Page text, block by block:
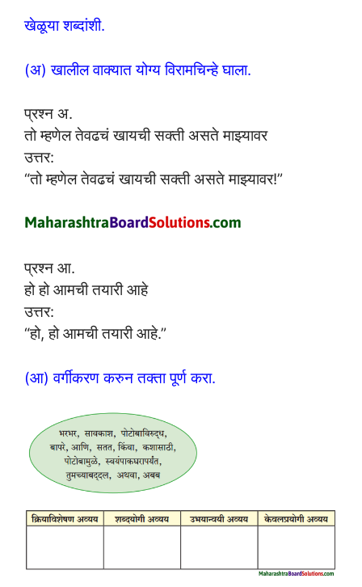
खेळूया शब्दांशी.
(अ) खालील वाक्यात योग्य विरामचिन्हे घाला.
प्रश्न अ.
तो म्हणेल तेवढचं खायची सक्ती असते माझ्यावर
उत्तर:
“तो म्हणेल तेवढचं खायची सक्ती असते माझ्यावर!”
प्रश्न आ.
हो हो आमची तयारी आहे
उत्तर:
“हो, हो आमची तयारी आहे.”
(आ) वर्गीकरण करुन तक्ता पूर्ण करा.